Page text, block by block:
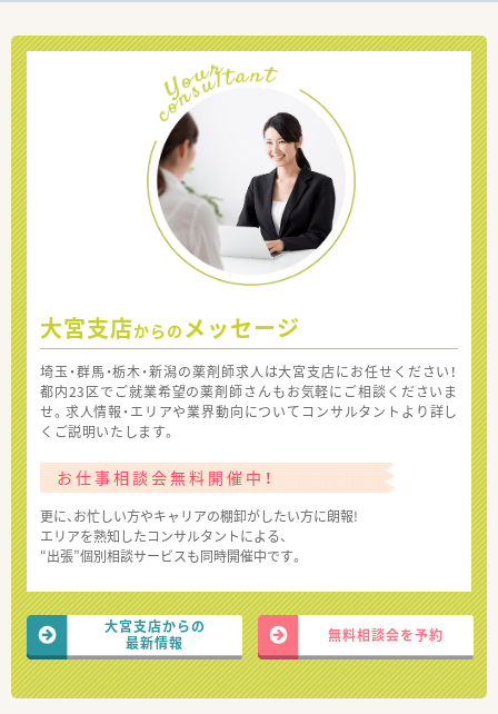
大宮支店からの メッセージ
埼玉・群馬・栃木・新潟の薬剤師求人は大宮支店にお任せください！
都内23区でご就業希望の薬剤師さんもお気軽にご相談くださいま
せ。求人情報・エリアや業界動向についてコンサルタントより詳し
くご説明いたします。
お仕事相談会無料開催中！
更に、お忙しい方やキャリアの棚卸がしたい方に朗報!
エリアを熟知したコンサルタントによる、
“出張”個別相談サービスも同時開催中です。
大宮支店からの
最新情報
無料相談会を予約